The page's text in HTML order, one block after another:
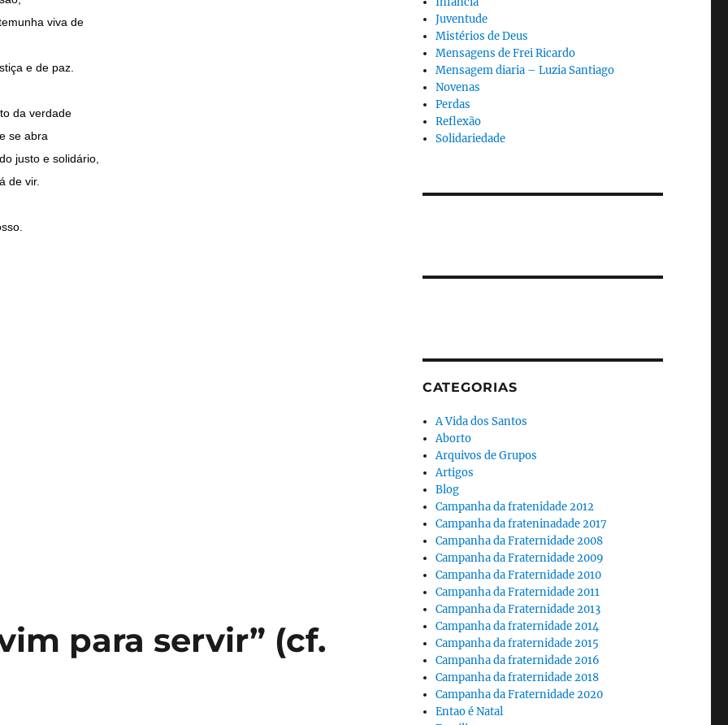
viva de
e de paz.
da verdade
se abra
justo e solidário,
de vir.
para servir” (cf.
Juventude
Mistérios de Deus
Mensagens de Frei Ricardo
Mensagem diaria – Luzia Santiago
Novenas
Perdas
Reflexão
Solidariedade
CATEGORIAS
A Vida dos Santos
Aborto
Arquivos de Grupos
Artigos
Blog
Campanha da fratenidade 2012
Campanha da frateninadade 2017
Campanha da Fraternidade 2008
Campanha da Fraternidade 2009
Campanha da Fraternidade 2010
Campanha da Fraternidade 2011
Campanha da Fraternidade 2013
Campanha da fraternidade 2014
Campanha da fraternidade 2015
Campanha da fraternidade 2016
Campanha da fraternidade 2018
Campanha da Fraternidade 2020
Entao é Natal